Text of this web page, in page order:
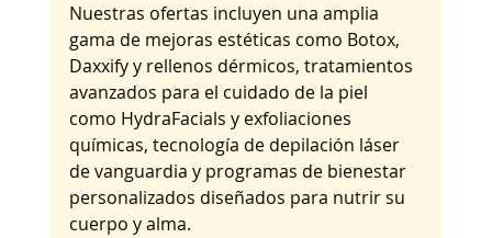
Nuestras ofertas incluyen una amplia
gama de mejoras estéticas como Botox,
Daxxify y rellenos dérmicos, tratamientos
avanzados para el cuidado de la piel
como HydraFacials y exfoliaciones
químicas, tecnología de depilación láser
de vanguardia y programas de bienestar
personalizados diseñados para nutrir su
cuerpo y alma.